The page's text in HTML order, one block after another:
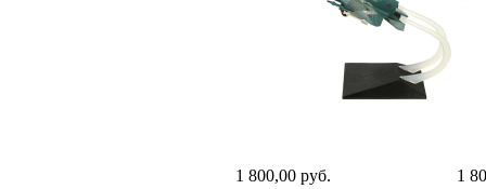
1 800,00 руб.
1